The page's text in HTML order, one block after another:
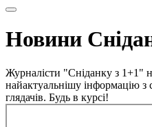
Новини
Журналісти "Сніданку з 1+1"
найактуальнішу інформацію
глядачів. Будь в курсі!